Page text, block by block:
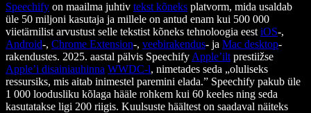
Speechify on maailma juhtiv tekst kõneks platvorm, mida usaldab
üle 50 miljoni kasutaja ja millele on antud enam kui 500 000
viietärnilist arvustust selle tekstist kõneks tehnoloogia eest iOS-,
Android-, Chrome Extension-, veebirakendus- ja Mac desktop-
rakendustes. 2025. aastal pälvis Speechify Apple’ilt prestiižse
Apple’i disainiauhinna WWDC-l, nimetades seda „oluliseks
ressursiks, mis aitab inimestel paremini elada.” Speechify pakub üle
1 000 loodusliku kõlaga hääle rohkem kui 60 keeles ning seda
kasutatakse ligi 200 riigis. Kuulsuste häältest on saadaval näiteks